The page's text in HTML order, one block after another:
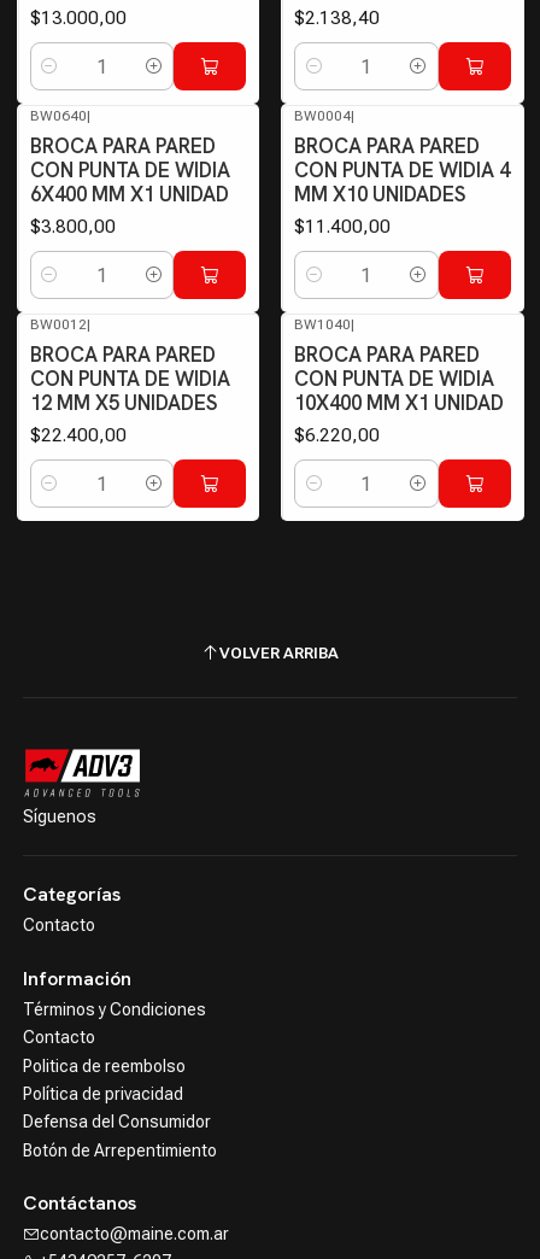
$13.000,00
Cantidad
$2.138,40
Cantidad
BW0640|
BROCA PARA PARED
CON PUNTA DE WIDIA
6X400 MM X1 UNIDAD
$3.800,00
Cantidad
BW0004|
BROCA PARA PARED
CON PUNTA DE WIDIA 4
MM X10 UNIDADES
$11.400,00
Cantidad
BW0012|
BROCA PARA PARED
CON PUNTA DE WIDIA
12 MM X5 UNIDADES
$22.400,00
Cantidad
BW1040|
BROCA PARA PARED
CON PUNTA DE WIDIA
10X400 MM X1 UNIDAD
$6.220,00
Cantidad
VOLVER ARRIBA
Síguenos
Categorías
Contacto
Información
Términos y Condiciones
Contacto
Politica de reembolso
Política de privacidad
Defensa del Consumidor
Botón de Arrepentimiento
Contáctanos
contacto@maine.com.ar